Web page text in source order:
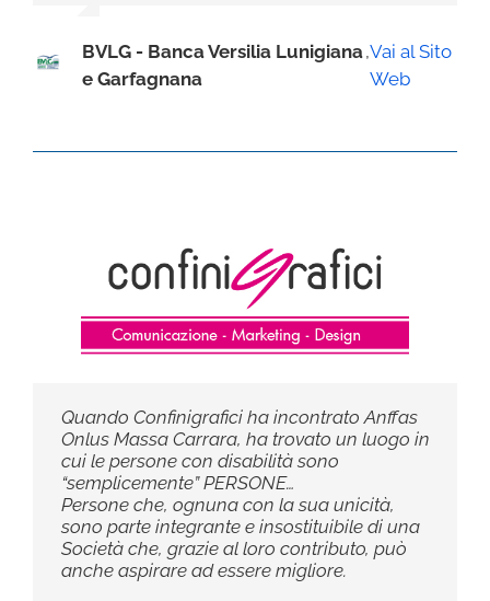
BVLG - Banca Versilia Lunigiana
e Garfagnana
,Vai al Sito
Web
Quando Confinigrafici ha incontrato Anffas
Onlus Massa Carrara, ha trovato un luogo in
cui le persone con disabilità sono
“semplicemente” PERSONE…
Persone che, ognuna con la sua unicità,
sono parte integrante e insostituibile di una
Società che, grazie al loro contributo, può
anche aspirare ad essere migliore.